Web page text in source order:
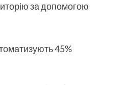
за допомогою
45%